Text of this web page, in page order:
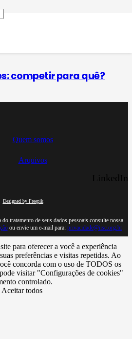
no
competir para quê?
Quem somos
Arquivos
LinkedIn
Designed by Freepik
do tratamento de seus dados pessoais consulte nossa
ou envie um e-mail para: privacidade@iisc.org.br
para oferecer a você a experiência
preferências e visitas repetidas. Ao
concorda com o uso de TODOS os
visitar "Configurações de cookies"
controlado.
Aceitar todos